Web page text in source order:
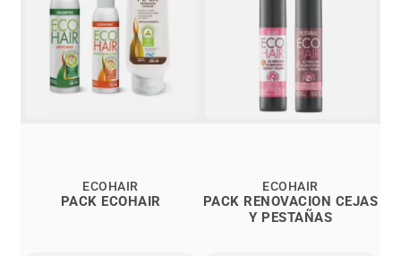
PACK ECOHAIR
ECOHAIR
PACK RENOVACION CEJAS
Y PESTAÑAS
ECOHAIR